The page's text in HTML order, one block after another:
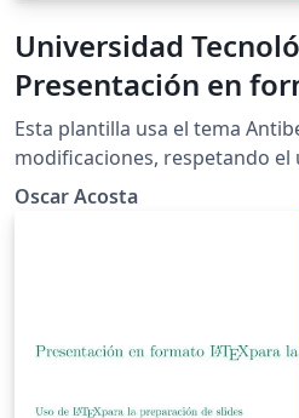
Universidad
Presentación en
la Facultad de
Complementario
Esta plantilla usa el tema
modificaciones, respetando el
paleta de colores de la
Bolívar (UTB) acuerdo con el
realizada en \LaTeX, y es de
estudiantes y docentes de la
Oscar Acosta